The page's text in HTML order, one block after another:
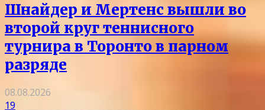
Шнайдер и Мертенс вышли во
второй круг теннисного
турнира в Торонто в парном
разряде
08.08.2026
19